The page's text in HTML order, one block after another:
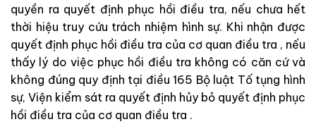
quyền ra quyết định phục hồi điều tra, nếu chưa hết
thời hiệu truy cứu trách nhiệm hình sự. Khi nhận được
quyết định phục hồi điều tra của cơ quan điều tra , nếu
thấy lý do việc phục hồi điều tra không có căn cứ và
không đúng quy định tại điều165 Bộ luật Tố tụng hình
sự, Viện kiểm sát ra quyết định hủy bỏ quyết định phục
hồi điều tra của cơ quan điều tra .